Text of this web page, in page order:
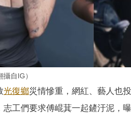
自IG）
光復鄉災情慘重，網紅、藝人也
志工們要求傅崐萁一起鏟汙泥，